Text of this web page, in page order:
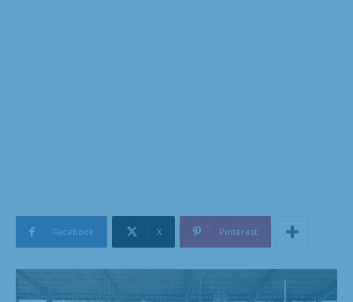
Facebook X Pinterest